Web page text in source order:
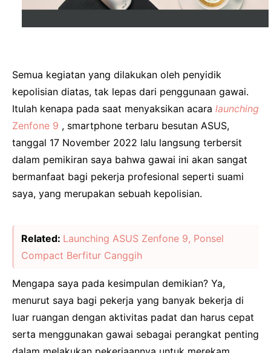
Semua kegiatan yang dilakukan oleh penyidik ​​​​
kepolisian diatas, tak lepas dari penggunaan gawai.
Itulah kenapa pada saat menyaksikan acara launching
Zenfone 9 , smartphone terbaru besutan ASUS,
tanggal 17 November 2022 lalu langsung terbersit
dalam pemikiran saya bahwa gawai ini akan sangat
bermanfaat bagi pekerja profesional seperti suami
saya, yang merupakan sebuah kepolisian.
Related: Launching ASUS Zenfone 9, Ponsel
Compact Berfitur Canggih
Mengapa saya pada kesimpulan demikian? Ya,
menurut saya bagi pekerja yang banyak bekerja di
luar ruangan dengan aktivitas padat dan harus cepat
serta menggunakan gawai sebagai perangkat penting